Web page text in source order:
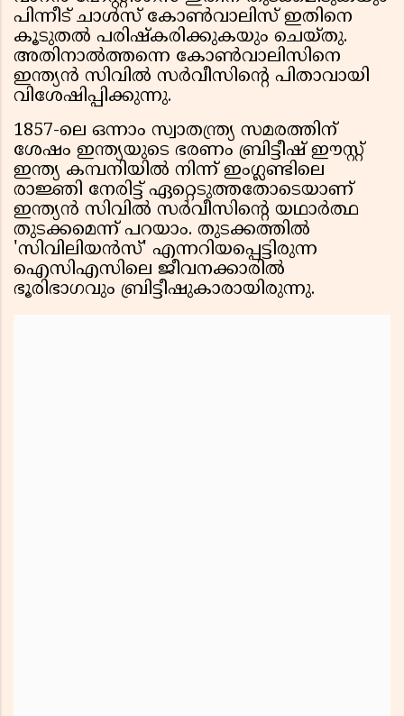
പിന്നീട് ചാൾസ് കോൺവാലിസ് ഇതിനെ
കൂടുതൽ പരിഷ്കരിക്കുകയും ചെയ്തു.
അതിനാൽത്തന്നെ കോൺവാലിസിനെ
ഇന്ത്യൻ സിവിൽ സർവീസിൻ്റെ പിതാവായി
വിശേഷിപ്പിക്കുന്നു.
1857-ലെ ഒന്നാം സ്വാതന്ത്ര്യ സമരത്തിന്
ശേഷം ഇന്ത്യയുടെ ഭരണം ബ്രിട്ടീഷ് ഈസ്റ്റ്
ഇന്ത്യ കമ്പനിയിൽ നിന്ന് ഇംഗ്ലണ്ടിലെ
രാജ്ഞി നേരിട്ട് ഏറ്റെടുത്തതോടെയാണ്
ഇന്ത്യൻ സിവിൽ സർവീസിൻ്റെ യഥാർത്ഥ
തുടക്കമെന്ന് പറയാം. തുടക്കത്തിൽ
'സിവിലിയൻസ്' എന്നറിയപ്പെട്ടിരുന്ന
ഐസിഎസിലെ ജീവനക്കാരിൽ
ഭൂരിഭാഗവും ബ്രിട്ടീഷുകാരായിരുന്നു.